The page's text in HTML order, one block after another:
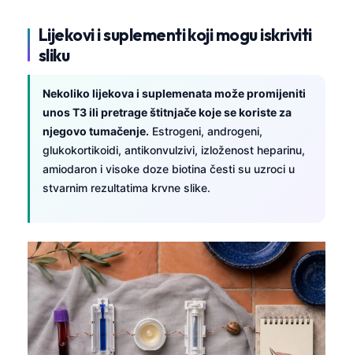
Lijekovi i suplementi koji mogu iskriviti
sliku
Nekoliko lijekova i suplemenata može promijeniti
unos T3 ili pretrage štitnjače koje se koriste za
njegovo tumačenje. Estrogeni, androgeni,
glukokortikoidi, antikonvulzivi, izloženost heparinu,
amiodaron i visoke doze biotina česti su uzroci u
stvarnim rezultatima krvne slike.
Bahasa Melayu
Tiếng Việt
Tagalog
ไทย
Kiswahili
አማርኛ
Українська
O‘zbekcha
Қазақ тілі
Suomi